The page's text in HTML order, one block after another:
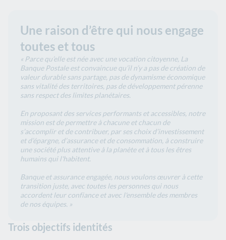
Une raison d’être qui nous engage
toutes et tous
« Parce qu’elle est née avec une vocation citoyenne, La
Banque Postale est convaincue qu’il n’y a pas de création de
valeur durable sans partage, pas de dynamisme économique
sans vitalité des territoires, pas de développement pérenne
sans respect des limites planétaires.
En proposant des services performants et accessibles, notre
mission est de permettre à chacune et chacun de
s’accomplir et de contribuer, par ses choix d’investissement
et d’épargne, d’assurance et de consommation, à construire
une société plus attentive à la planète et à tous les êtres
humains qui l'habitent.
Banque et assurance engagée, nous voulons œuvrer à cette
transition juste, avec toutes les personnes qui nous
accordent leur confiance et avec l'ensemble des membres
de nos équipes. »
Trois objectifs identités